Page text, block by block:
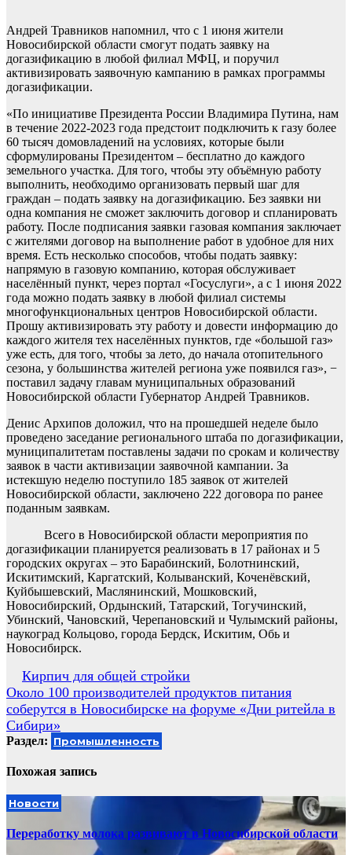
Андрей Травников напомнил, что с 1 июня жители
Новосибирской области смогут подать заявку на
догазификацию в любой филиал МФЦ, и поручил
активизировать заявочную кампанию в рамках программы
догазификации.
«По инициативе Президента России Владимира Путина, нам
в течение 2022-2023 года предстоит подключить к газу более
60 тысяч домовладений на условиях, которые были
сформулированы Президентом – бесплатно до каждого
земельного участка. Для того, чтобы эту объёмную работу
выполнить, необходимо организовать первый шаг для
граждан – подать заявку на догазификацию. Без заявки ни
одна компания не сможет заключить договор и спланировать
работу. После подписания заявки газовая компания заключает
с жителями договор на выполнение работ в удобное для них
время. Есть несколько способов, чтобы подать заявку:
напрямую в газовую компанию, которая обслуживает
населённый пункт, через портал «Госуслуги», а с 1 июня 2022
года можно подать заявку в любой филиал системы
многофункциональных центров Новосибирской области.
Прошу активизировать эту работу и довести информацию до
каждого жителя тех населённых пунктов, где «большой газ»
уже есть, для того, чтобы за лето, до начала отопительного
сезона, у большинства жителей региона уже появился газ», −
поставил задачу главам муниципальных образований
Новосибирской области Губернатор Андрей Травников.
Денис Архипов доложил, что на прошедшей неделе было
проведено заседание регионального штаба по догазификации,
муниципалитетам поставлены задачи по срокам и количеству
заявок в части активизации заявочной кампании. За
истекшую неделю поступило 185 заявок от жителей
Новосибирской области, заключено 222 договора по ранее
поданным заявкам.
Всего в Новосибирской области мероприятия по
догазификации планируется реализовать в 17 районах и 5
городских округах – это Барабинский, Болотнинский,
Искитимский, Каргатский, Колыванский, Коченёвский,
Куйбышевский, Маслянинский, Мошковский,
Новосибирский, Ордынский, Татарский, Тогучинский,
Убинский, Чановский, Черепановский и Чулымский районы,
наукоград Кольцово, города Бердск, Искитим, Обь и
Новосибирск.
Навигация
по
записям
Кирпич для общей стройки
Около 100 производителей продуктов питания
соберутся в Новосибирске на форуме «Дни ритейла в
Сибири»
Раздел: Промышленность
Похожая запись
Новости
Переработку молока развивают в Новосибирской области